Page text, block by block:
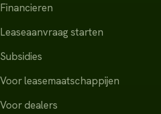
Financieren
Leaseaanvraag starten
Subsidies
Voor leasemaatschappijen
Voor dealers